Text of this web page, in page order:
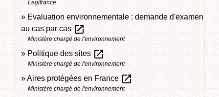
Legifrance
Evaluation environnementale : demande d'examen
au cas par cas open_in_new
Ministère chargé de l'environnement
Politique des sites open_in_new
Ministère chargé de l'environnement
Aires protégées en France open_in_new
Ministère chargé de l'environnement